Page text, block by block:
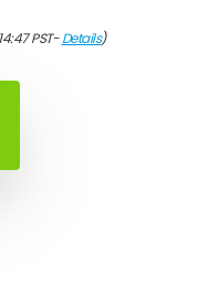
PST-Details)